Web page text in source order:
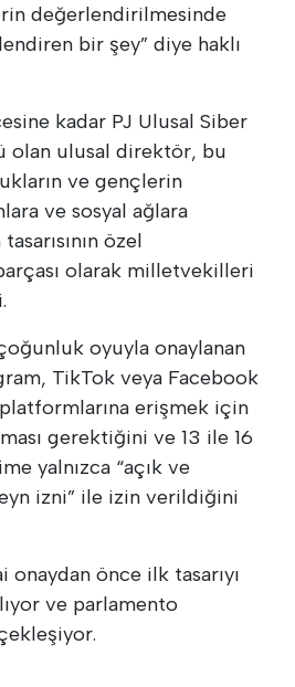
değerlendirilmesinde
bir şey” diye haklı
kadar PJ Ulusal Siber
olan ulusal direktör, bu
ve gençlerin
ve sosyal ağlara
özel
olarak milletvekilleri
oyuyla onaylanan
TikTok veya Facebook
erişmek için
gerektiğini ve 13 ile 16
yalnızca “açık ve
izni” ile izin verildiğini
onaydan önce ilk tasarıyı
ve parlamento